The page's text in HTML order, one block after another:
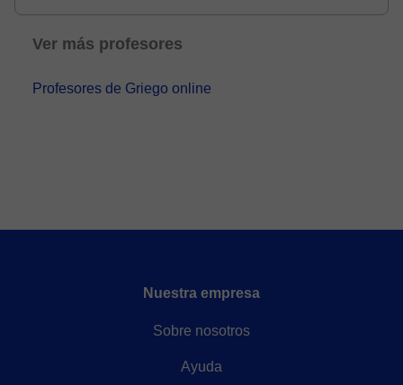
Ver más profesores
Profesores de Griego online
Nuestra empresa
Sobre nosotros
Ayuda